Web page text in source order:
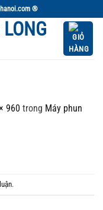
®
960 trong Máy phun
.